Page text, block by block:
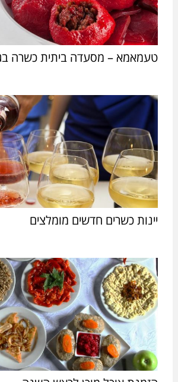
טעמאמא – מסעדה ביתית כשרה
יינות כשרים חדשים מומלצים